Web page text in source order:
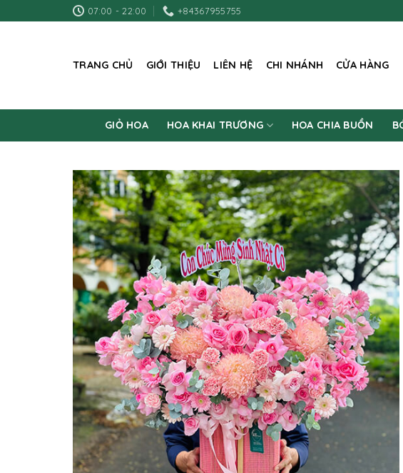
to
07:00 - 22:00 +84367955755
TRANG CHỦ GIỚI THIỆU LIÊN HỆ CHI NHÁNH CỬA HÀNG
GIỎ HOA HOA KHAI TRƯƠNG HOA CHIA BUỒN